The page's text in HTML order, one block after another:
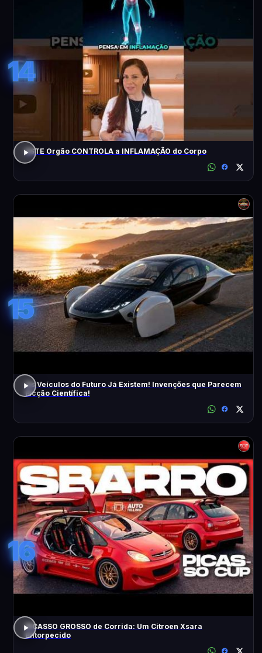
14
ESTE Orgão CONTROLA a INFLAMAÇÃO do Corpo
15
Os Veículos do Futuro Já Existem! Invenções que Parecem
Ficção Científica!
16
PICASSO GROSSO de Corrida: Um Citroen Xsara
Entorpecido